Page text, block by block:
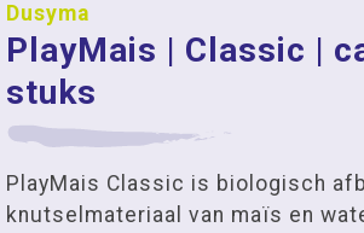
Dusyma
PlayMais | Classic |
stuks
PlayMais Classic is biologisch
knutselmateriaal van maïs en